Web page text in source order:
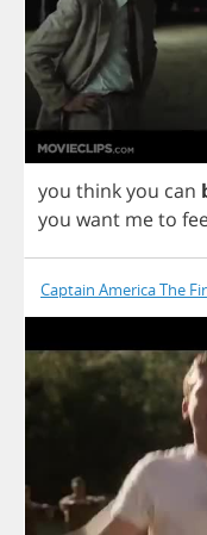
you thinkyou can
you want meto
Captain America The